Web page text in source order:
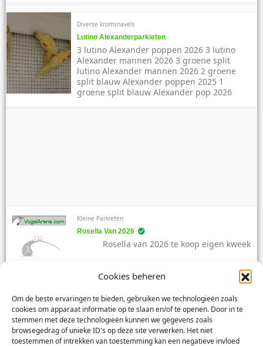
Cookies beheren
Om de beste ervaringen te bieden, gebruiken we technologieën zoals
cookies om apparaat informatie op te slaan en/of te openen. Door in te
stemmen met deze technologieën kunnen we gegevens zoals
browsegedrag of unieke ID's op deze site verwerken. Het niet
toestemmen of intrekken van toestemming kan een negatieve invloed
Diverse kromsnavels
Lutino Alexanderparkieten
3 lutino Alexander poppen 2026 3 lutino
Alexander mannen 2026 3 groene split
lutino Alexander mannen 2026 2 groene
split blauw Alexander poppen 2025 1
groene split blauw Alexander pop 2026
Kleine Parkieten
Rosella Van 2026
Rosella van 2026 te koop eigen kweek
Papegaaien
4 Koppels Grijze Roodstaarten.
4 koppels grijze roodstaarten waarvan 2